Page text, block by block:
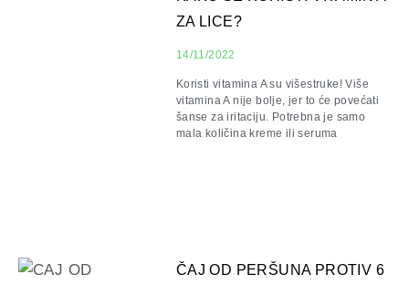
ZA LICE?
14/11/2022
Koristi vitamina A su višestruke! Više
vitamina A nije bolje, jer to će povećati
šanse za iritaciju. Potrebna je samo
mala količina kreme ili seruma
ČAJ OD PERŠUNA PROTIV 6